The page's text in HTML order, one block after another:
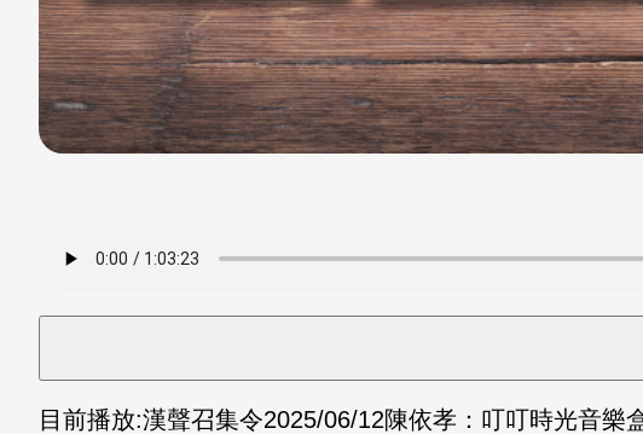
目前播放:漢聲召集令2025/06/12陳依孝：叮叮時光音樂